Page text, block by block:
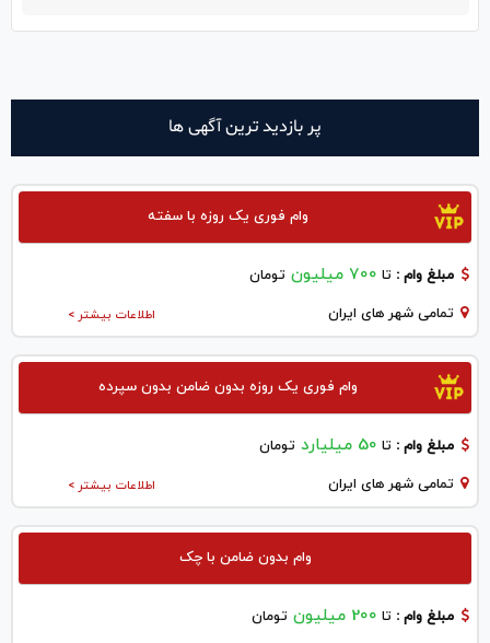
پر بازدید ترین آگهی ها
وام فوری یک روزه با سفته
مبلغ وام : تا 700 میلیون تومان
اطلاعات بیشتر > تمامی شهر های ایران
وام فوری یک روزه بدون ضامن بدون سپرده
مبلغ وام : تا 50 میلیارد تومان
اطلاعات بیشتر > تمامی شهر های ایران
وام بدون ضامن با چک
مبلغ وام : تا 200 میلیون تومان